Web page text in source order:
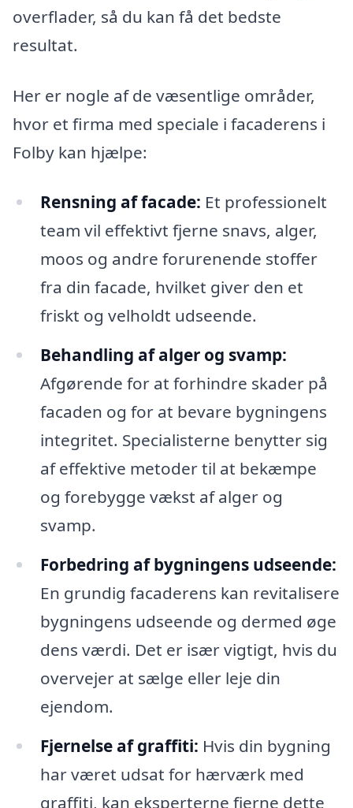
overflader, så du kan få det bedste
resultat.
Her er nogle af de væsentlige områder,
hvor et firma med speciale i facaderens i
Folby kan hjælpe:
Rensning af facade: Et professionelt
team vil effektivt fjerne snavs, alger,
moos og andre forurenende stoffer
fra din facade, hvilket giver den et
friskt og velholdt udseende.
Behandling af alger og svamp:
Afgørende for at forhindre skader på
facaden og for at bevare bygningens
integritet. Specialisterne benytter sig
af effektive metoder til at bekæmpe
og forebygge vækst af alger og
svamp.
Forbedring af bygningens udseende:
En grundig facaderens kan revitalisere
bygningens udseende og dermed øge
dens værdi. Det er især vigtigt, hvis du
overvejer at sælge eller leje din
ejendom.
Fjernelse af graffiti: Hvis din bygning
har været udsat for hærværk med
graffiti, kan eksperterne fjerne dette